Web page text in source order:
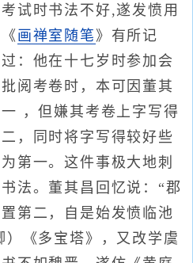
试时书法不好,遂发愤用
画禅室随笔 》有所记
：他在十七岁时参加会
阅考卷时，本可因董其
，但嫌其考卷上字写得
，同时将字写得较好些
第一。这件事极大地刺
法。董其昌回忆说：“郡
第二，自是始发愤临池
《多宝塔》，又改学虞